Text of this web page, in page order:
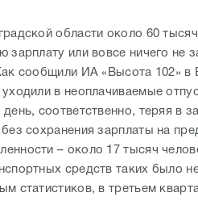
области около 60
зарплату или вовсе ничего
сообщили ИА «Высота 102» в
уходили в неоплачиваемые
день, соответственно, теряя в
без сохранения зарплаты на
– около 17 тысяч
средств таких было
статистиков, в третьем